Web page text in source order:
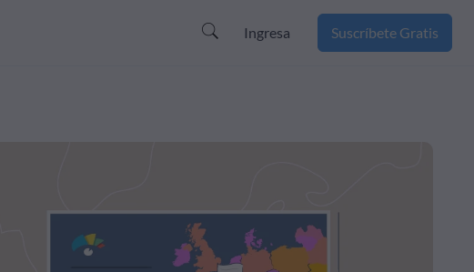
Ingresa Suscríbete Gratis